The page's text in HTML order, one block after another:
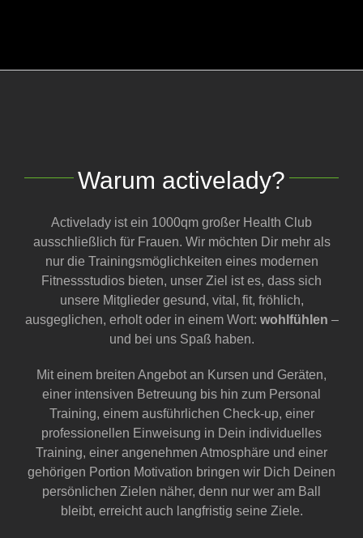
Warum activelady?
Activelady ist ein 1000qm großer Health Club
ausschließlich für Frauen. Wir möchten Dir mehr als
nur die Trainingsmöglichkeiten eines modernen
Fitnessstudios bieten, unser Ziel ist es, dass sich
unsere Mitglieder gesund, vital, fit, fröhlich,
ausgeglichen, erholt oder in einem Wort: wohlfühlen –
und bei uns Spaß haben.
Mit einem breiten Angebot an Kursen und Geräten,
einer intensiven Betreuung bis hin zum Personal
Training, einem ausführlichen Check-up, einer
professionellen Einweisung in Dein individuelles
Training, einer angenehmen Atmosphäre und einer
gehörigen Portion Motivation bringen wir Dich Deinen
persönlichen Zielen näher, denn nur wer am Ball
bleibt, erreicht auch langfristig seine Ziele.